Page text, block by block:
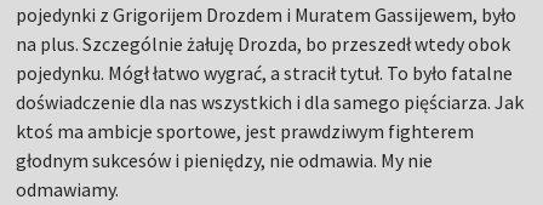
pojedynki z Grigorijem Drozdem i Muratem Gassijewem, było
na plus. Szczególnie żałuję Drozda, bo przeszedł wtedy obok
pojedynku. Mógł łatwo wygrać, a stracił tytuł. To było fatalne
doświadczenie dla nas wszystkich i dla samego pięściarza. Jak
ktoś ma ambicje sportowe, jest prawdziwym fighterem
głodnym sukcesów i pieniędzy, nie odmawia. My nie
odmawiamy.